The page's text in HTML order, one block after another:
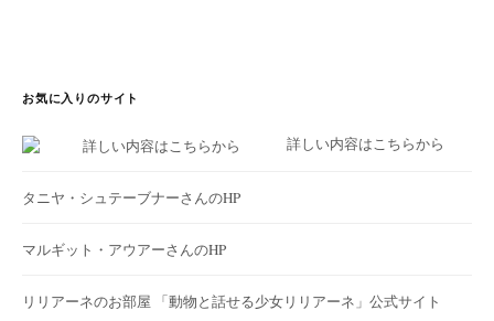
お気に入りのサイト
詳しい内容はこちらから
タニヤ・シュテーブナーさんのHP
マルギット・アウアーさんのHP
リリアーネのお部屋 「動物と話せる少女リリアーネ」公式サイト